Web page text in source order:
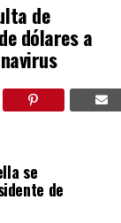
de
dólares a
se
de